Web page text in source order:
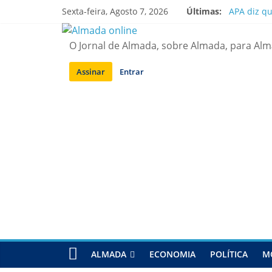
Sexta-feira, Agosto 7, 2026 Últimas:
APA diz
Ponte
Situação
O Jornal de Almada, sobre Almada, para
Assinar Entrar
ALMADA ECONOMIA POLÍTICA